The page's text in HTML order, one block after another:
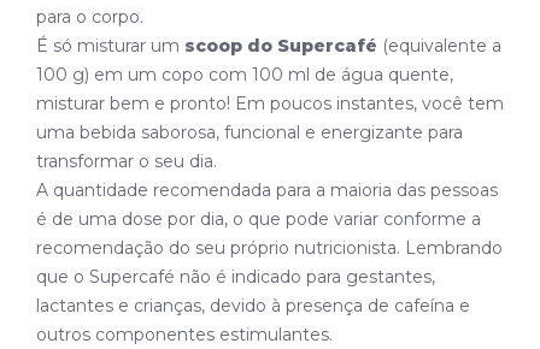
para o corpo.
É só misturar um scoop do Supercafé (equivalente a
100 g) em um copo com 100 ml de água quente,
misturar bem e pronto! Em poucos instantes, você tem
uma bebida saborosa, funcional e energizante para
transformar o seu dia.
A quantidade recomendada para a maioria das pessoas
é de uma dose por dia, o que pode variar conforme a
recomendação do seu próprio nutricionista. Lembrando
que o Supercafé não é indicado para gestantes,
lactantes e crianças, devido à presença de cafeína e
outros componentes estimulantes.